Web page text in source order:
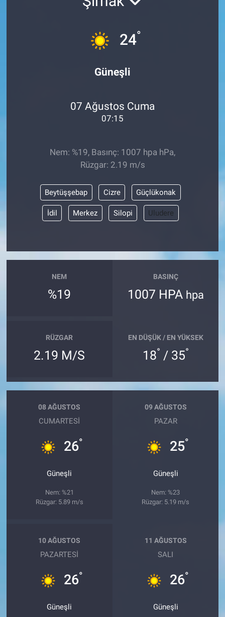
24°
Güneşli
07 Ağustos Cuma
07:15
Nem: %19, Basınç: 1007 hpa hPa,
Rüzgar: 2.19 m/s
Beytüşşebap Cizre Güçlükonak
İdil Merkez Silopi Uludere
NEM
%19
BASINÇ
1007 HPA hpa
RÜZGAR
2.19 M/S
EN DÜŞÜK / EN YÜKSEK
18° / 35°
08 AĞUSTOS
CUMARTESI
26°
Güneşli
Nem: %21
Rüzgar: 5.89 m/s
09 AĞUSTOS
PAZAR
25°
Güneşli
Nem: %23
Rüzgar: 5.19 m/s
10 AĞUSTOS
PAZARTESI
26°
Güneşli
11 AĞUSTOS
SALI
26°
Güneşli